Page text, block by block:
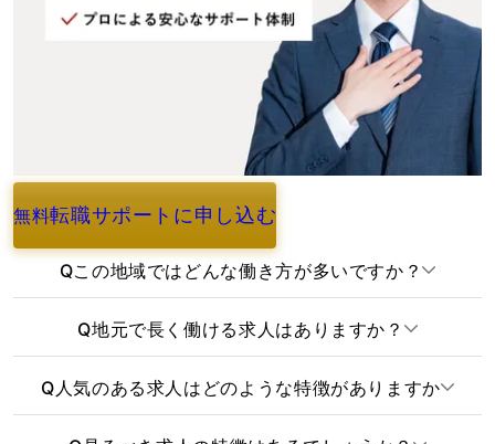
無料転職サポートに申し込む
よくあるご質問
Qこの地域ではどんな働き方が多いですか？
Q地元で長く働ける求人はありますか？
Q 人気のある求人はどのような特徴がありますか